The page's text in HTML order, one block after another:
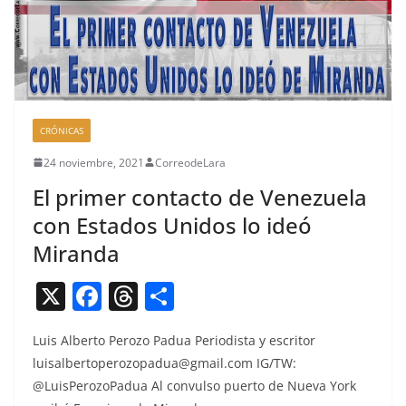
CRÓNICAS
24 noviembre, 2021 CorreodeLara
El primer contacto de Venezuela
con Estados Unidos lo ideó
Miranda
X F
c
e
T
re
a
o
m
p
Luis Alber­to Per­o­zo Pad­ua Peri­odista y escritor
luisalbertoperozopadua@gmail.com IG/TW:
@LuisPerozoPadua Al con­vul­so puer­to de Nue­va York